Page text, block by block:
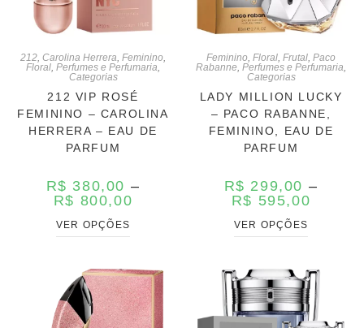
212 Carolina Herrera Feminino
Floral Perfumes e Perfumaria
Categorias
212 VIP ROSÉ
FEMININO – CAROLINA
HERRERA – EAU DE
PARFUM
R$ 380,00 –
R$ 800,00
VER OPÇÕES
Feminino Floral Frutal Paco
Rabanne Perfumes e Perfumaria
Categorias
LADY MILLION LUCKY
– PACO RABANNE,
FEMININO, EAU DE
PARFUM
R$ 299,00 –
R$ 595,00
VER OPÇÕES